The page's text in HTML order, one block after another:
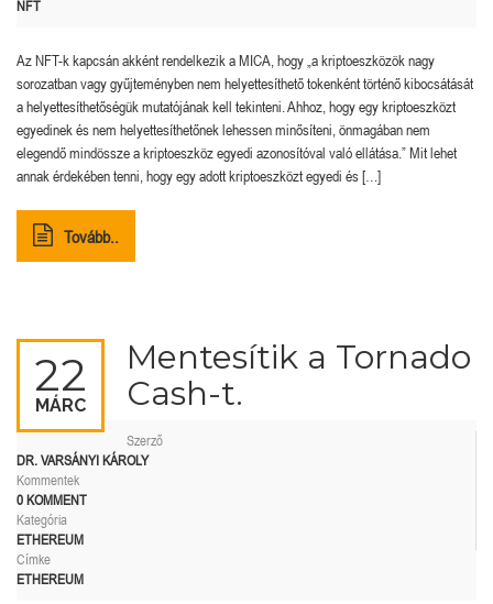
NFT
Az NFT-k kapcsán akként rendelkezik a MICA, hogy „a kriptoeszközök nagy
sorozatban vagy gyűjteményben nem helyettesíthető tokenként történő kibocsátását
a helyettesíthetőségük mutatójának kell tekinteni. Ahhoz, hogy egy kriptoeszközt
egyedinek és nem helyettesíthetőnek lehessen minősíteni, önmagában nem
elegendő mindössze a kriptoeszköz egyedi azonosítóval való ellátása.” Mit lehet
annak érdekében tenni, hogy egy adott kriptoeszközt egyedi és […]
Tovább..
22
MÁRC
Mentesítik a Tornado
Cash-t.
Szerző
DR. VARSÁNYI KÁROLY
Kommentek
0 KOMMENT
Kategória
ETHEREUM
Címke
ETHEREUM